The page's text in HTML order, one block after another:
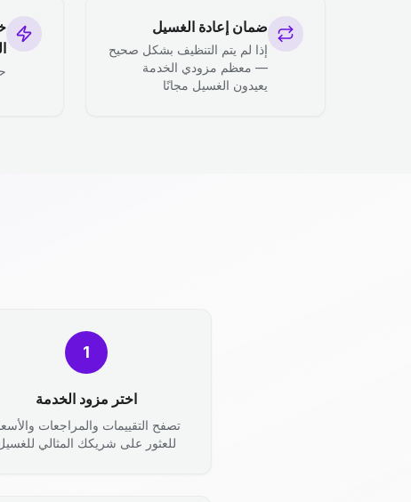
ضمان إعادة الغسيل
إذا لم يتم التنظيف بشكل صحيح
— معظم مزودي الخدمة
يعيدون الغسيل مجانًا
1
اختر مزود الخدمة
تصفح التقييمات والمراجعات
للعثور على شريكك المثالي